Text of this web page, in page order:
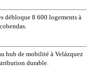
débloque 8 600 logements à
hub de mobilité à Velázquez
durable.